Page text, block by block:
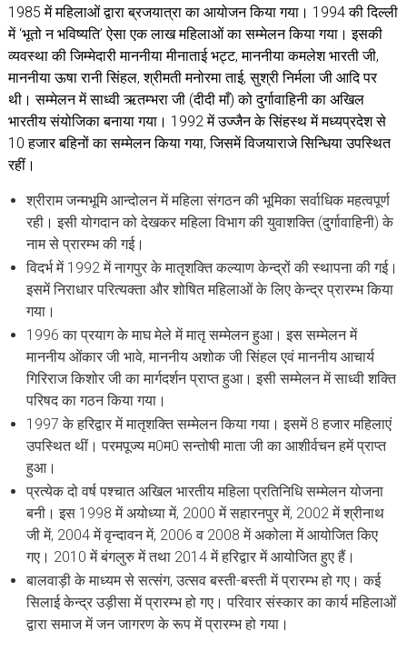
1985 में महिलाओं द्वारा ब्रजयात्रा का आयोजन किया गया। 1994 की दिल्ली
में ‘भूतो न भविष्यति’ ऐसा एक लाख महिलाओं का सम्मेलन किया गया। इसकी
व्यवस्था की जिम्मेदारी माननीया मीनाताई भट्ट, माननीया कमलेश भारती जी,
माननीया ऊषा रानी सिंहल, श्रीमती मनोरमा ताई, सुश्री निर्मला जी आदि पर
थी। सम्मेलन में साध्वी ऋतम्भरा जी (दीदी माँ) को दुर्गावाहिनी का अखिल
भारतीय संयोजिका बनाया गया। 1992 में उज्जैन के सिंहस्थ में मध्यप्रदेश से
10 हजार बहिनों का सम्मेलन किया गया, जिसमें विजयाराजे सिन्धिया उपस्थित
रहीं।
श्रीराम जन्मभूमि आन्दोलन में महिला संगठन की भूमिका सर्वाधिक महत्वपूर्ण
रही। इसी योगदान को देखकर महिला विभाग की युवाशक्ति (दुर्गावाहिनी) के
नाम से प्रारम्भ की गई।
विदर्भ में 1992 में नागपुर के मातृशक्ति कल्याण केन्द्रों की स्थापना की गई।
इसमें निराधार परित्यक्ता और शोषित महिलाओं के लिए केन्द्र प्रारम्भ किया
गया।
1996 का प्रयाग के माघ मेले में मातृ सम्मेलन हुआ। इस सम्मेलन में
माननीय ओंकार जी भावे, माननीय अशोक जी सिंहल एवं माननीय आचार्य
गिरिराज किशोर जी का मार्गदर्शन प्राप्त हुआ। इसी सम्मेलन में साध्वी शक्ति
परिषद का गठन किया गया।
1997 के हरिद्वार में मातृशक्ति सम्मेलन किया गया। इसमें 8 हजार महिलाएं
उपस्थित थीं। परमपूज्य म0म0 सन्तोषी माता जी का आशीर्वचन हमें प्राप्त
हुआ।
प्रत्येक दो वर्ष पश्चात अखिल भारतीय महिला प्रतिनिधि सम्मेलन योजना
बनी। इस 1998 में अयोध्या में, 2000 में सहारनपुर में, 2002 में श्रीनाथ
जी में, 2004 में वृन्दावन में, 2006 व 2008 में अकोला में आयोजित किए
गए। 2010 में बंगलुरु में तथा 2014 में हरिद्वार में आयोजित हुए हैं।
बालवाड़ी के माध्यम से सत्संग, उत्सव बस्ती-बस्ती में प्रारम्भ हो गए। कई
सिलाई केन्द्र उड़ीसा में प्रारम्भ हो गए। परिवार संस्कार का कार्य महिलाओं
द्वारा समाज में जन जागरण के रूप में प्रारम्भ हो गया।